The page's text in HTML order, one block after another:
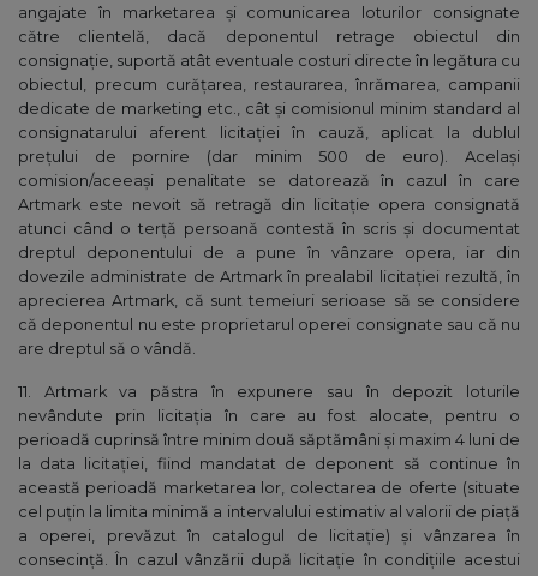
angajate în marketarea și comunicarea loturilor consignate
către clientelă, dacă deponentul retrage obiectul din
consignaţie, suportă atât eventuale costuri directe în legătura cu
obiectul, precum curățarea, restaurarea, înrămarea, campanii
dedicate de marketing etc., cât și comisionul minim standard al
consignatarului aferent licitației în cauză, aplicat la dublul
prețului de pornire (dar minim 500 de euro). Același
comision/aceeași penalitate se datorează în cazul în care
Artmark este nevoit să retragă din licitație opera consignată
atunci când o terță persoană contestă în scris și documentat
dreptul deponentului de a pune în vânzare opera, iar din
dovezile administrate de Artmark în prealabil licitației rezultă, în
aprecierea Artmark, că sunt temeiuri serioase să se considere
că deponentul nu este proprietarul operei consignate sau că nu
are dreptul să o vândă.
11. Artmark va păstra în expunere sau în depozit loturile
nevândute prin licitaţia în care au fost alocate, pentru o
perioadă cuprinsă între minim două săptămâni și maxim 4 luni de
la data licitaţiei, fiind mandatat de deponent să continue în
această perioadă marketarea lor, colectarea de oferte (situate
cel puţin la limita minimă a intervalului estimativ al valorii de piaţă
a operei, prevăzut în catalogul de licitaţie) şi vânzarea în
consecinţă. În cazul vânzării după licitaţie în condiţiile acestui